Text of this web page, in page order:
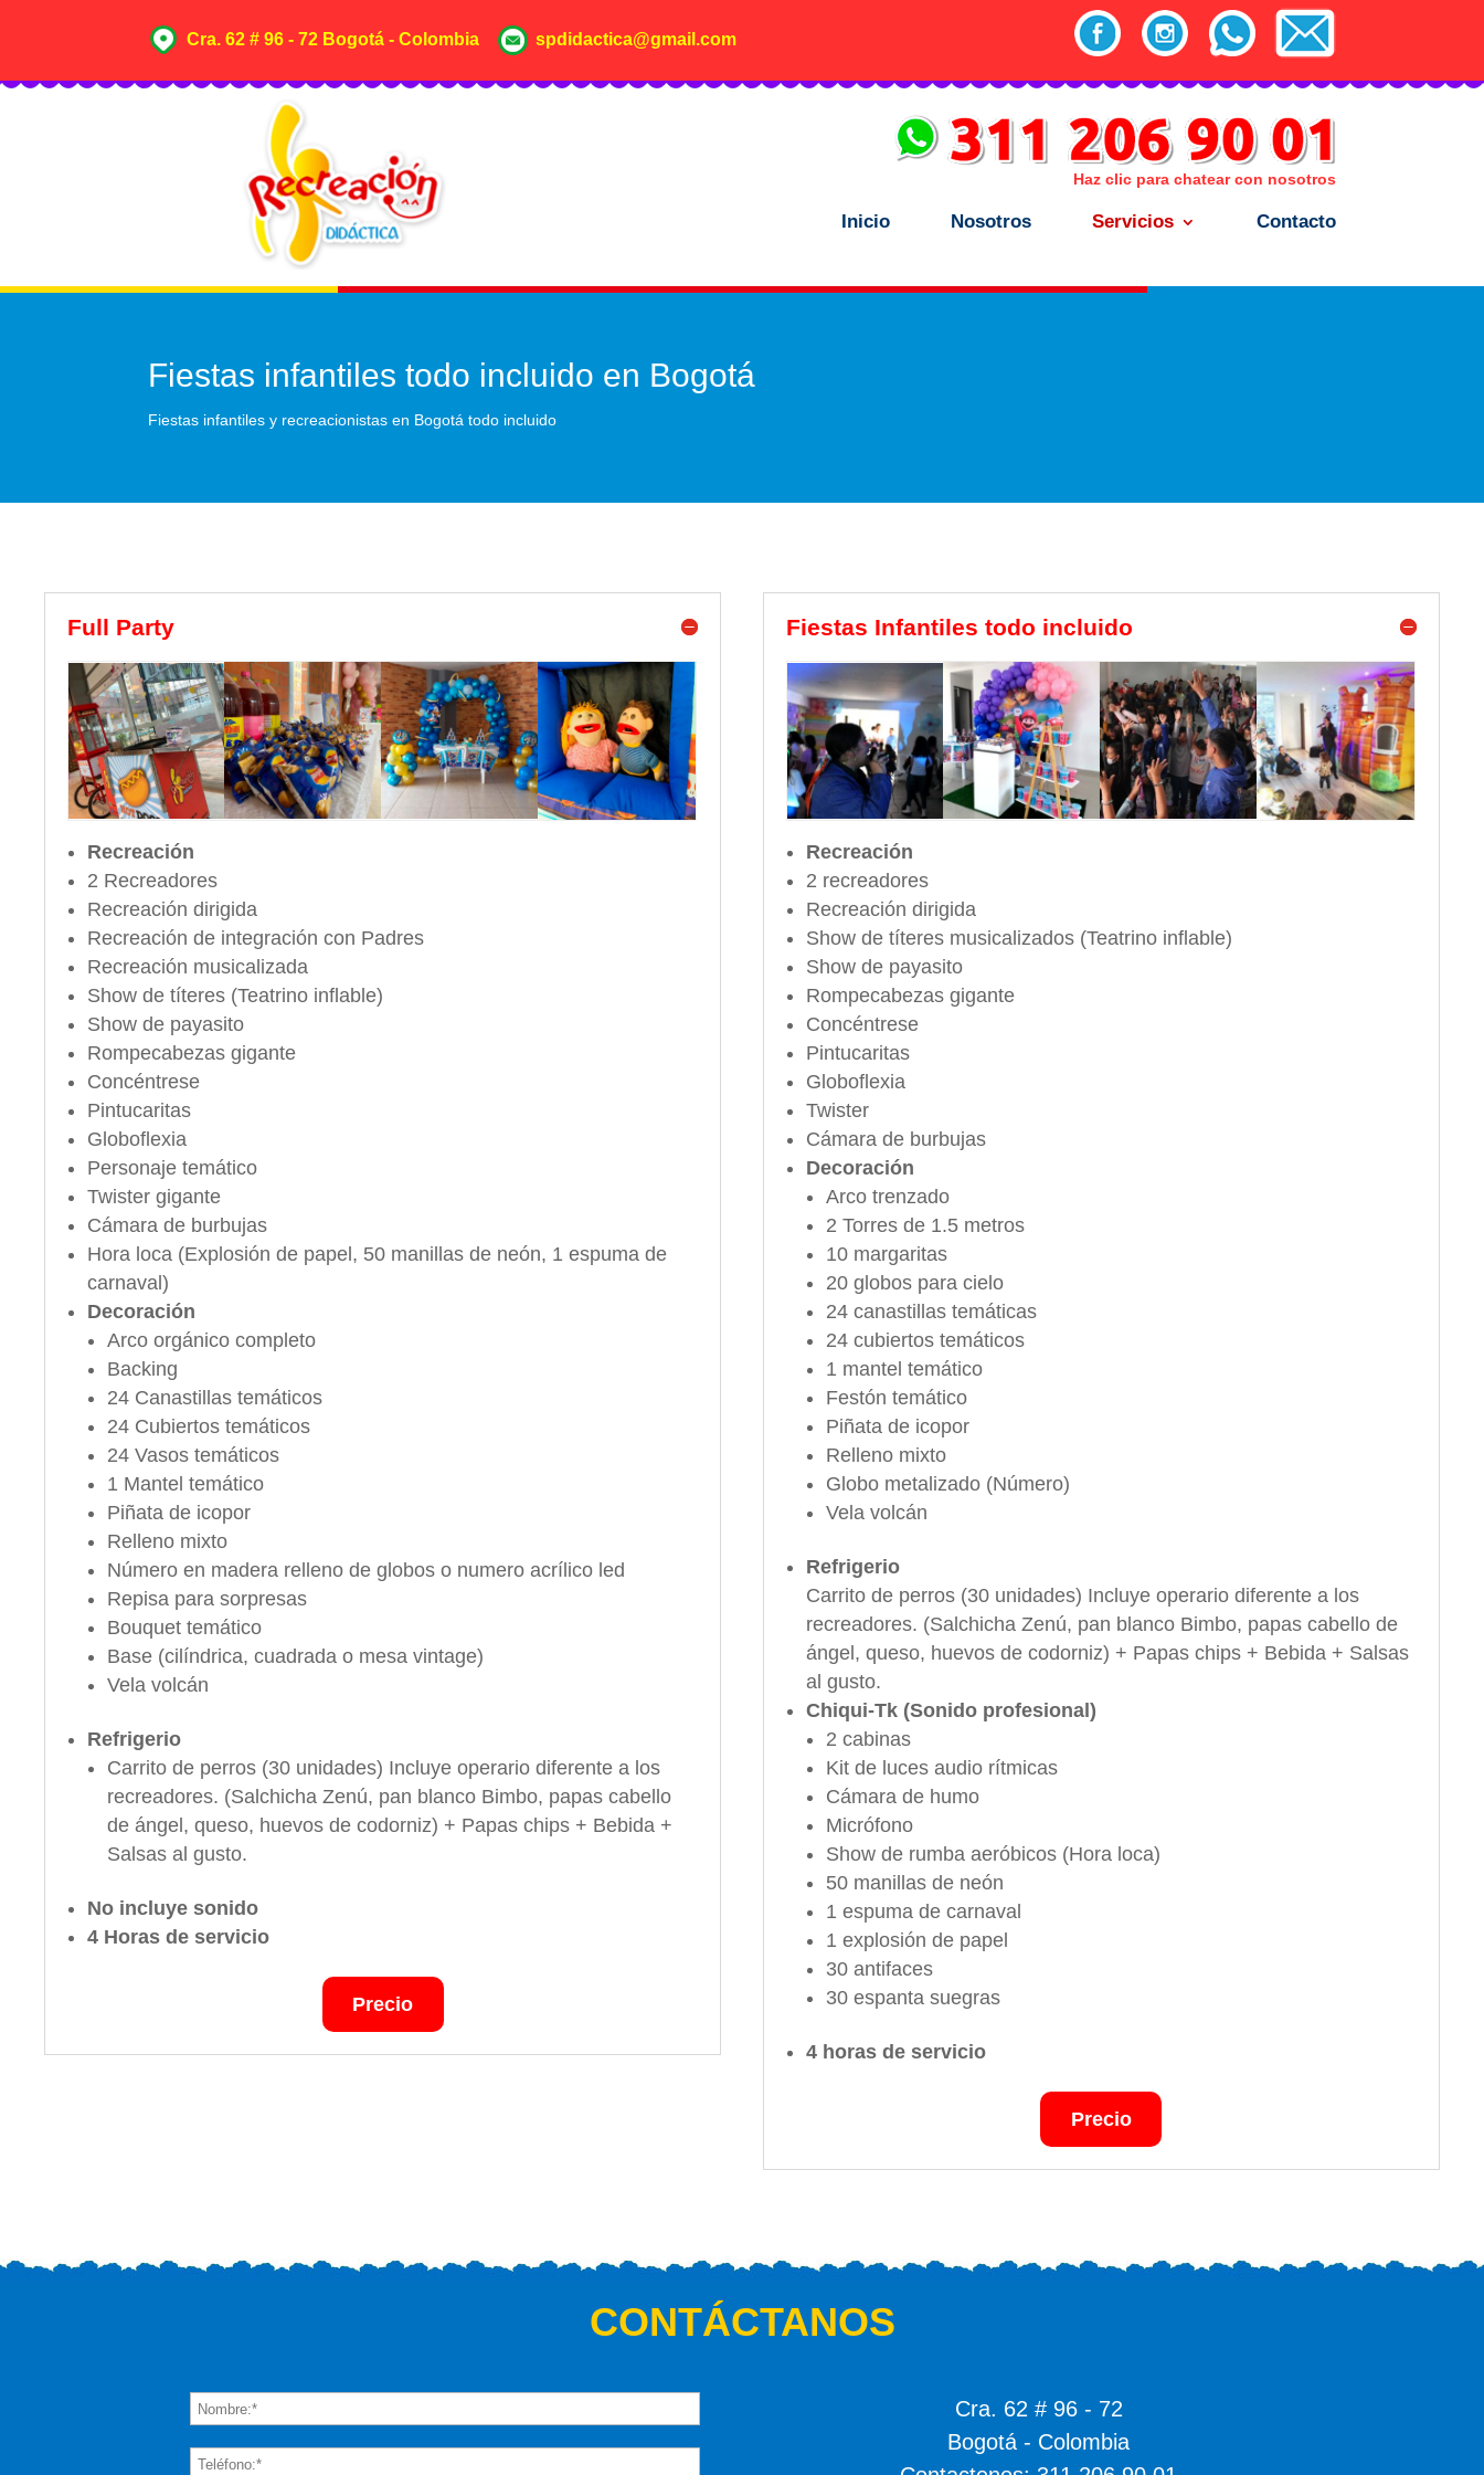
Cra. 62 # 96 - 72 Bogotá - Colombia spdidactica@gmail.com
Haz clic para chatear con nosotros
Inicio Nosotros Servicios Contacto
Fiestas infantiles todo incluido en Bogotá
Fiestas infantiles y recreacionistas en Bogotá todo incluido
Full Party
Recreación
2 Recreadores
Recreación dirigida
Recreación de integración con Padres
Recreación musicalizada
Show de títeres (Teatrino inflable)
Show de payasito
Rompecabezas gigante
Concéntrese
Pintucaritas
Globoflexia
Personaje temático
Twister gigante
Cámara de burbujas
Hora loca (Explosión de papel, 50 manillas de neón, 1 espuma de
carnaval)
Decoración
Arco orgánico completo
Backing
24 Canastillas temáticos
24 Cubiertos temáticos
24 Vasos temáticos
1 Mantel temático
Piñata de icopor
Relleno mixto
Número en madera relleno de globos o numero acrílico led
Repisa para sorpresas
Bouquet temático
Base (cilíndrica, cuadrada o mesa vintage)
Vela volcán
Refrigerio
Carrito de perros (30 unidades) Incluye operario diferente a los
recreadores. (Salchicha Zenú, pan blanco Bimbo, papas cabello
de ángel, queso, huevos de codorniz) + Papas chips + Bebida +
Salsas al gusto.
No incluye sonido
4 Horas de servicio
Precio
Fiestas Infantiles todo incluido
Recreación
2 recreadores
Recreación dirigida
Show de títeres musicalizados (Teatrino inflable)
Show de payasito
Rompecabezas gigante
Concéntrese
Pintucaritas
Globoflexia
Twister
Cámara de burbujas
Decoración
Arco trenzado
2 Torres de 1.5 metros
10 margaritas
20 globos para cielo
24 canastillas temáticas
24 cubiertos temáticos
1 mantel temático
Festón temático
Piñata de icopor
Relleno mixto
Globo metalizado (Número)
Vela volcán
Refrigerio
Carrito de perros (30 unidades) Incluye operario diferente a los
recreadores. (Salchicha Zenú, pan blanco Bimbo, papas cabello de
ángel, queso, huevos de codorniz) + Papas chips + Bebida + Salsas
al gusto.
Chiqui-Tk (Sonido profesional)
2 cabinas
Kit de luces audio rítmicas
Cámara de humo
Micrófono
Show de rumba aeróbicos (Hora loca)
50 manillas de neón
1 espuma de carnaval
1 explosión de papel
30 antifaces
30 espanta suegras
4 horas de servicio
Precio
CONTÁCTANOS
Cra. 62 # 96 - 72
Bogotá - Colombia